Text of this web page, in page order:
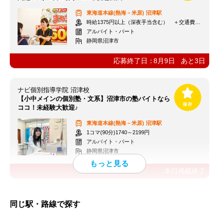
東海道本線(熱海－米原) 沼津駅
時給1375円以上（深夜手当含む） ＋交通費支給
アルバイト・パート
静岡県沼津市
応募終了日：8月9日 あと3日
ナビ個別指導学院 沼津校
【小中メインの個別塾・文系】沼津市の塾バイトなら
ココ！未経験大歓迎♪
東海道本線(熱海－米原) 沼津駅
1コマ(90分)1740～2199円
アルバイト・パート
静岡県沼津市
同じ駅・路線で探す